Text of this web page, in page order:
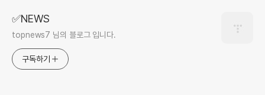
✅NEWS
topnews7 님의 블로그 입니다.
구독하기